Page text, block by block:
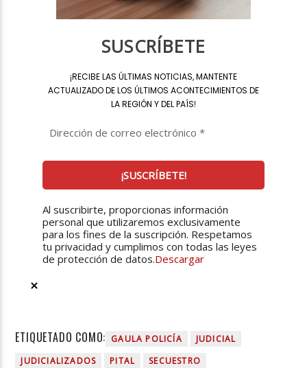
SUSCRÍBETE
¡RECIBE LAS ÚLTIMAS NOTICIAS, MANTENTE
ACTUALIZADO DE LOS ÚLTIMOS ACONTECIMIENTOS DE
LA REGIÓN Y DEL PAÍS!
Al suscribirte, proporcionas información
personal que utilizaremos exclusivamente
para los fines de la suscripción. Respetamos
tu privacidad y cumplimos con todas las leyes
de protección de datos.Descargar
ETIQUETADO COMO: GAULA POLICÍA
JUDICIAL
JUDICIALIZADOS
PITAL SECUESTRO